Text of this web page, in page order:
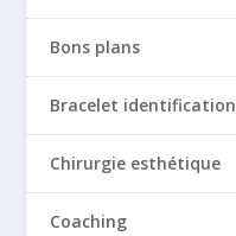
Bons plans
Bracelet identification
Chirurgie esthétique
Coaching